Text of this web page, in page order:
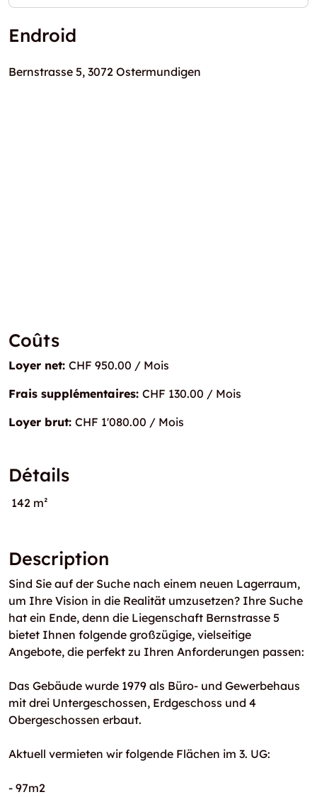
Endroid
Bernstrasse 5, 3072 Ostermundigen
Coûts
Loyer net: CHF 950.00 / Mois
Frais supplémentaires: CHF 130.00 / Mois
Loyer brut: CHF 1'080.00 / Mois
Détails
142 m²
Description
Sind Sie auf der Suche nach einem neuen Lagerraum,
um Ihre Vision in die Realität umzusetzen? Ihre Suche
hat ein Ende, denn die Liegenschaft Bernstrasse 5
bietet Ihnen folgende großzügige, vielseitige
Angebote, die perfekt zu Ihren Anforderungen passen:
Das Gebäude wurde 1979 als Büro- und Gewerbehaus
mit drei Untergeschossen, Erdgeschoss und 4
Obergeschossen erbaut.
Aktuell vermieten wir folgende Flächen im 3. UG:
- 97m2